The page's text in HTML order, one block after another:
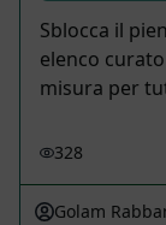
Sblocca il
elenco
misura per
328
Golam